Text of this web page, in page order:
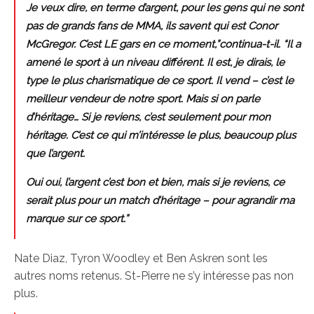
Je veux dire, en terme d’argent, pour les gens qui ne sont
pas de grands fans de MMA, ils savent qui est Conor
McGregor. C’est LE gars en ce moment,”continua-t-il. “Il a
amené le sport à un niveau différent. Il est, je dirais, le
type le plus charismatique de ce sport. Il vend – c’est le
meilleur vendeur de notre sport. Mais si on parle
d’héritage… Si je reviens, c’est seulement pour mon
héritage. C’est ce qui m’intéresse le plus, beaucoup plus
que l’argent.
Oui oui, l’argent c’est bon et bien, mais si je reviens, ce
serait plus pour un match d’héritage – pour agrandir ma
marque sur ce sport.”
Nate Diaz, Tyron Woodley et Ben Askren sont les
autres noms retenus. St-Pierre ne s’y intéresse pas non
plus.